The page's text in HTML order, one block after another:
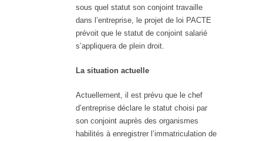
sous quel statut son conjoint travaille
dans l’entreprise, le projet de loi PACTE
prévoit que le statut de conjoint salarié
s’appliquera de plein droit.
La situation actuelle
Actuellement, il est prévu que le chef
d’entreprise déclare le statut choisi par
son conjoint auprès des organismes
habilités à enregistrer l’immatriculation de